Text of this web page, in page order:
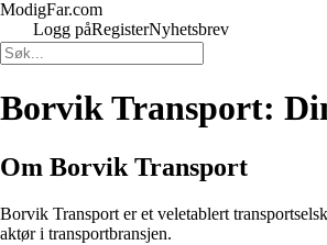
ModigFar.com
Logg påRegisterNyhetsbrev
Borvik Transport:
Om Borvik Transport
Borvik Transport er et veletablert
aktør i transportbransjen.